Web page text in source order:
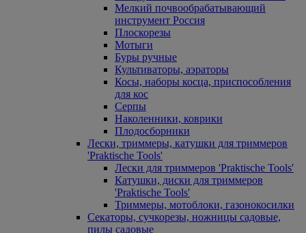
Мелкий почвообрабатывающий
инструмент Россия
Плоскорезы
Мотыги
Буры ручные
Культиваторы, аэраторы
Косы, наборы косца, приспособления
для кос
Серпы
Наколенники, коврики
Плодосборники
Лески, триммеры, катушки для триммеров
'Praktische Tools'
Лески для триммеров 'Praktische Tools'
Катушки, диски для триммеров
'Praktische Tools'
Триммеры, мотоблоки, газонокосилки
Секаторы, сучкорезы, ножницы садовые,
пилы садовые